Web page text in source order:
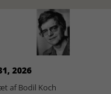
2026
af Bodil Koch